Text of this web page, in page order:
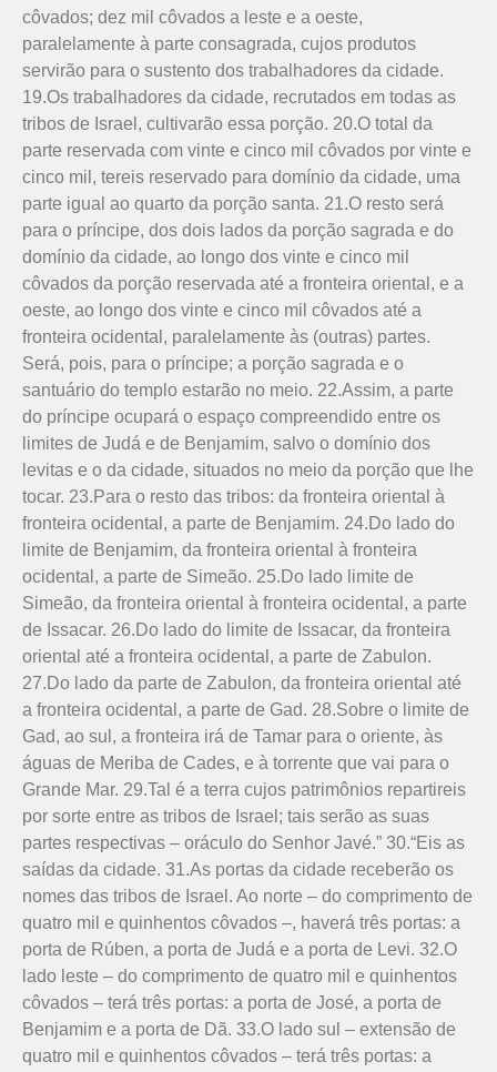
côvados; dez mil côvados a leste e a oeste,
paralelamente à parte consagrada, cujos produtos
servirão para o sustento dos trabalhadores da cidade.
19.Os traba­lhadores da cidade, recrutados em todas as
tribos de Israel, cultivarão essa porção. 20.O total da
parte reservada com vinte e cinco mil côvados por vinte e
cinco mil, tereis reservado para domínio da cidade, uma
parte igual ao quarto da porção santa. 21.O resto será
para o príncipe, dos dois lados da porção sagrada e do
domínio da cidade, ao longo dos vinte e cinco mil
côvados da porção reservada até a fronteira oriental, e a
oeste, ao longo dos vinte e cinco mil côvados até a
fronteira ocidental, paralelamente às (outras) partes.
Será, pois, para o príncipe; a porção sagrada e o
santuário do templo estarão no meio. 22.Assim, a parte
do príncipe ocupará o espaço compreendido entre os
limites de Judá e de Benjamim, salvo o domínio dos
levitas e o da cidade, situados no meio da porção que lhe
tocar. 23.Para o resto das tribos: da fronteira oriental à
fronteira ocidental, a parte de Benjamim. 24.Do lado do
limite de Benjamim, da fronteira oriental à fronteira
ocidental, a parte de Simeão. 25.Do lado limite de
Simeão, da fronteira oriental à fronteira ocidental, a parte
de Issacar. 26.Do lado do limite de Issacar, da fronteira
oriental até a fronteira ocidental, a parte de Zabulon.
27.Do lado da parte de Zabulon, da fronteira oriental até
a fronteira ocidental, a parte de Gad. 28.Sobre o limite de
Gad, ao sul, a fronteira irá de Tamar para o oriente, às
águas de Meriba de Cades, e à torrente que vai para o
Grande Mar. 29.Tal é a terra cujos patrimônios repartireis
por sorte entre as tribos de Israel; tais serão as suas
partes respectivas – oráculo do Senhor Javé.” 30.“Eis as
saídas da cidade. 31.As portas da cidade receberão os
nomes das tribos de Israel. Ao norte – do comprimento de
quatro mil e quinhentos côvados –, haverá três portas: a
porta de Rúben, a porta de Judá e a porta de Levi. 32.O
lado leste – do comprimento de quatro mil e quinhentos
côvados – terá três portas: a porta de José, a porta de
Benjamim e a porta de Dã. 33.O lado sul – extensão de
quatro mil e quinhentos côvados – terá três portas: a